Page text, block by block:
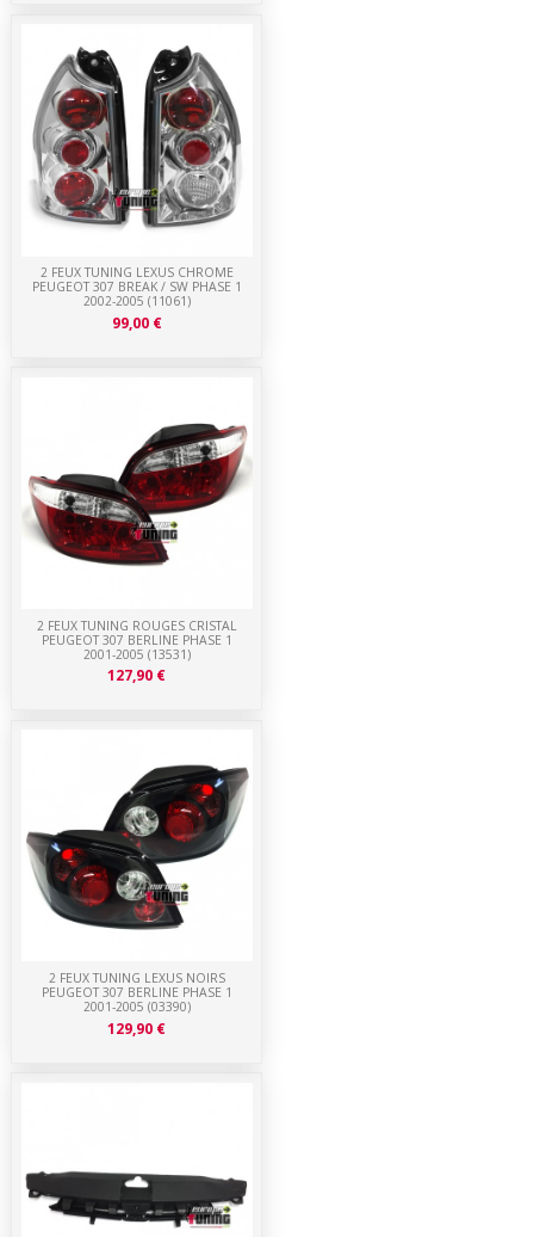
2 FEUX TUNING LEXUS NOIRS
PEUGEOT 307 BERLINE PHASE 1
2001-2005 (03390)
129,90 €
2 FEUX TUNING ROUGES CRISTAL
PEUGEOT 307 BERLINE PHASE 1
2001-2005 (13531)
127,90 €
2 FEUX TUNING LEXUS CHROME
PEUGEOT 307 BREAK / SW PHASE 1
2002-2005 (11061)
99,00 €